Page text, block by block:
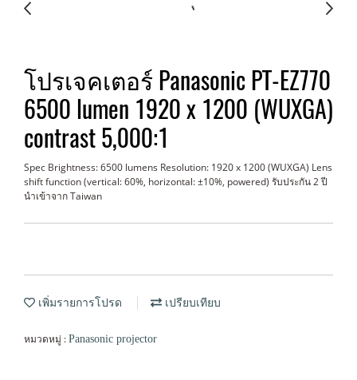
โปรเจคเตอร์ Panasonic PT-EZ770
6500 lumen 1920 x 1200 (WUXGA)
contrast 5,000:1
Spec Brightness: 6500 lumens Resolution: 1920 x 1200 (WUXGA) Lens
shift function (vertical: 60%, horizontal: ±10%, powered) รับประกัน 2 ปี
นำเข้าจาก Taiwan
เพิ่มรายการโปรด เปรียบเทียบ
หมวดหมู่ : Panasonic projector